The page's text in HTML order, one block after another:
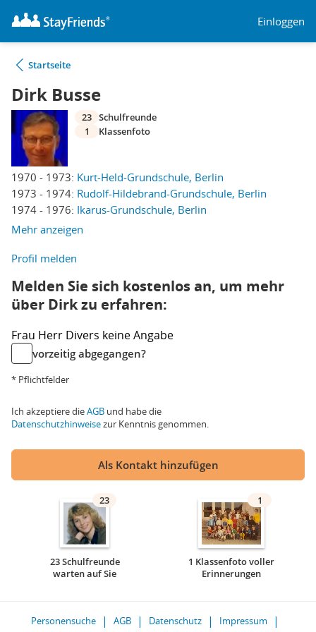
Einloggen
Startseite
Dirk Busse
1970 - 1973: Kurt-Held-Grundschule, Berlin
1973 - 1974: Rudolf-Hildebrand-Grundschule, Berlin
1974 - 1976: Ikarus-Grundschule, Berlin
Mehr anzeigen
23 Schulfreunde
1
Klassenfoto
Profil melden
Melden Sie sich kostenlos an, um mehr
über Dirk zu erfahren:
Frau Herr Divers keine Angabe
vorzeitig abgegangen?
* Pflichtfelder
Ich akzeptiere dieAGB und habe die
Datenschutzhinweisezur Kenntnis genommen.
Als Kontakt hinzufügen
23
23 Schulfreunde
warten auf Sie
1
1 Klassenfoto voller
Erinnerungen
Personensuche AGB Datenschutz
Impressum